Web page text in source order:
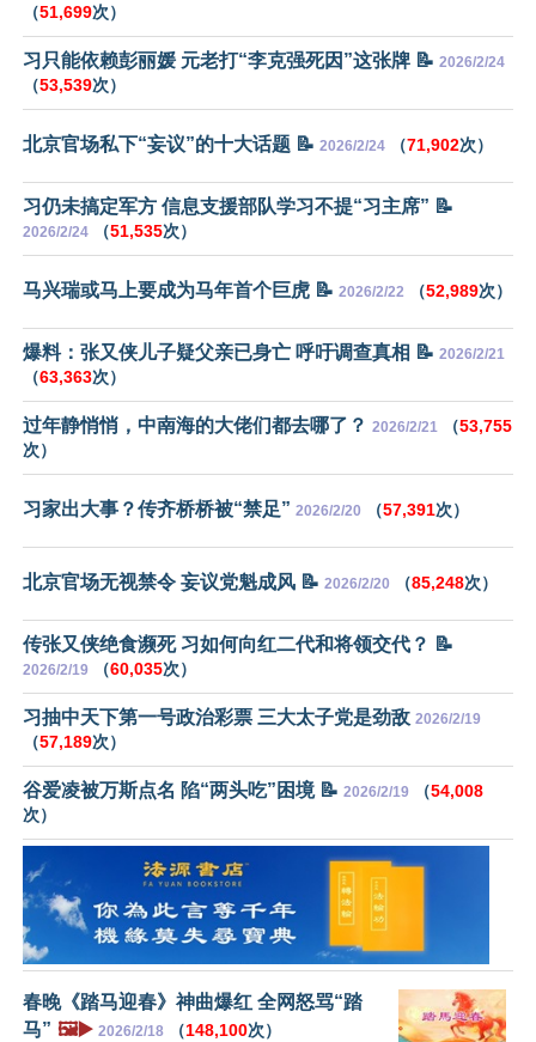
（51,699次）
习只能依赖彭丽媛 元老打“李克强死因”这张牌 📝 2026/2/24
（53,539次）
北京官场私下“妄议”的十大话题 📝 2026/2/24 （71,902次）
习仍未搞定军方 信息支援部队学习不提“习主席” 📝
2026/2/24 （51,535次）
马兴瑞或马上要成为马年首个巨虎 📝 2026/2/22 （52,989次）
爆料：张又侠儿子疑父亲已身亡 呼吁调查真相 📝 2026/2/21
（63,363次）
过年静悄悄，中南海的大佬们都去哪了？ 2026/2/21 （53,755
次）
习家出大事？传齐桥桥被“禁足” 2026/2/20 （57,391次）
北京官场无视禁令 妄议党魁成风 📝 2026/2/20 （85,248次）
传张又侠绝食濒死 习如何向红二代和将领交代？ 📝
2026/2/19 （60,035次）
习抽中天下第一号政治彩票 三大太子党是劲敌 2026/2/19
（57,189次）
谷爱凌被万斯点名 陷“两头吃”困境 📝 2026/2/19 （54,008
次）
春晚《踏马迎春》神曲爆红 全网怒骂“踏
马” 🖼️▶️ 2026/2/18 （148,100次）